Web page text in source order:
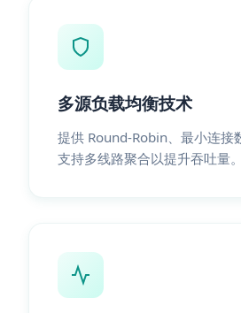
多源负载均衡技术
提供 Round-Robin、最小连接
支持多线路聚合以提升吞吐量。